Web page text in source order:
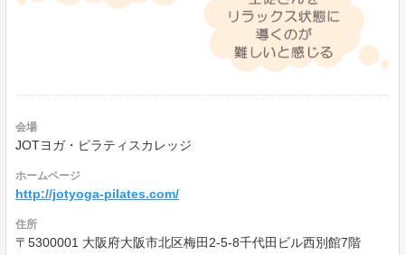
会場
JOTヨガ・ピラティスカレッジ
ホームページ
http://jotyoga-pilates.com/
住所
〒5300001 大阪府大阪市北区梅田2-5-8千代田ビル西別館7階